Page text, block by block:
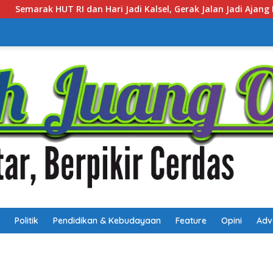
Gerak Jalan Jadi Ajang Bangun Karakter Generasi Muda
Politik Pendidikan & Kebudayaan Feature Opini